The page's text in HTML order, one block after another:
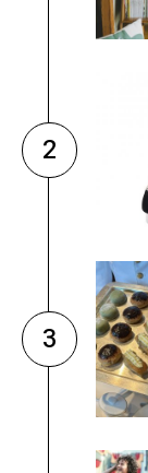
2
3